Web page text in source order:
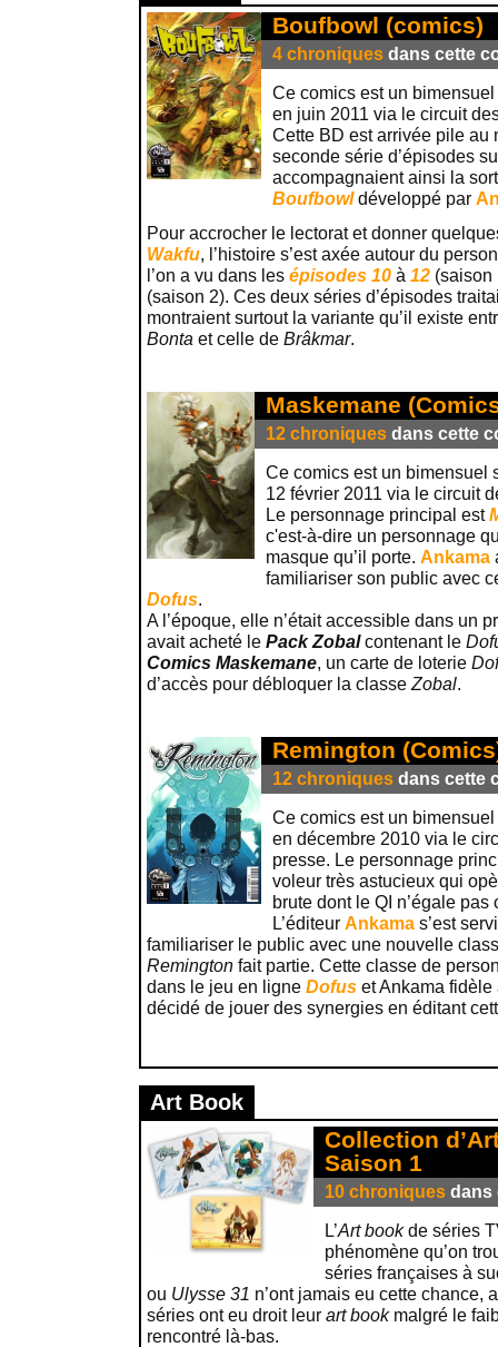
Boufbowl (comics)
4 chroniques dans cette
Ce comics est un
en juin 2011 via le circuit
Cette BD est arrivée pile au
seconde série d’épisodes
accompagnaient ainsi la
Boufbowldéveloppé par
Pour accrocher le lectorat et donner
Wakfu, l’histoire s’est axée autour du
l’on a vu dans les épisodes 10 à 12
(saison 2). Ces deux séries d’épisodes
montraient surtout la variante qu’il existe
Bonta et celle de Brâkmar.
Maskemane
12 chroniques dans cette
Ce comics est un bimensuel
12 février 2011 via le circuit
Le personnage principal est
c'est-à-dire un personnage
masque qu’il porte. Ankama
familiariser son public avec
Dofus.
A l’époque, elle n’était accessible dans un
avait acheté le Pack Zobalcontenant le
Comics Maskemane, un carte de loterie
d’accès pour débloquer la classe Zobal.
Remington
12 chroniques dans cette
Ce comics est un
en décembre 2010 via le
presse. Le personnage
voleur très astucieux qui
brute dont le QI n’égale
L’éditeur Ankama s’est
familiariser le public avec une nouvelle
Remington fait partie. Cette classe de
dans le jeu en ligne Dofus et Ankama
décidé de jouer des synergies en éditant
Art Book
Collection
Saison 1
10 chroniques dans
L’Art bookde séries
phénomène qu’on
séries françaises à
ou Ulysse 31 n’ont jamais eu cette chance,
séries ont eu droit leur art bookmalgré le
rencontré là-bas.